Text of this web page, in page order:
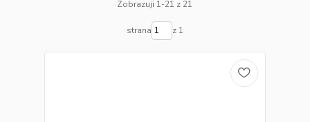
Zobrazuji 1-21 z 21
strana z 1